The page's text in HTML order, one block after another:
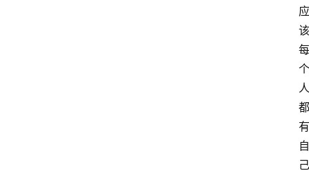
应
该
每
个
人
都
有
自
己